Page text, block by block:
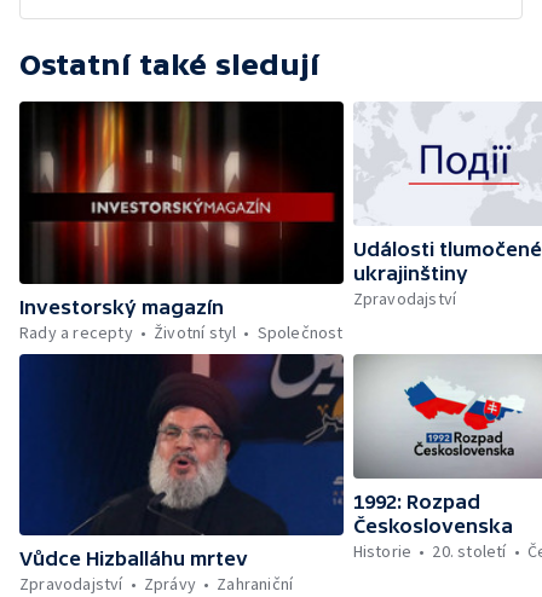
Ostatní také sledují
Investorský magazín
Rady a recepty
Životní styl Společnost
Události
ukrajinštiny
Zpravodajství
Vůdce Hizballáhu mrtev
Zpravodajství
Zprávy Zahraniční
1992: Rozpad
Československa
Historie
20. století